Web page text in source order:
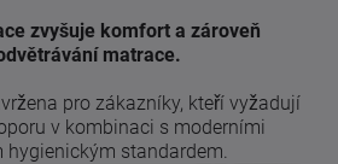
zvyšuje komfort a zároveň
matrace.
pro zákazníky, kteří vyžadují
v kombinaci s moderními
standardem.